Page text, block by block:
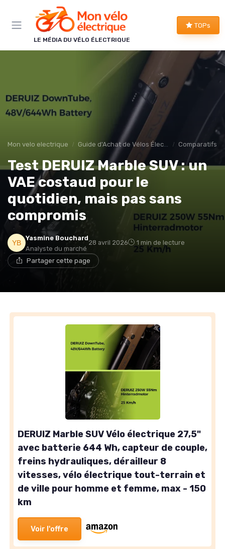
LE MÉDIA DU VÉLO ÉLECTRIQUE
TOPs
Mon velo electrique Guide d'Achat de Vélos Électriques Comparatifs
Test DERUIZ Marble SUV : un
VAE costaud pour le
quotidien, mais pas sans
compromis
Yasmine Bouchard
Analyste du marché
28 avril 2026 1 min de lecture
Partager cette page
DERUIZ Marble SUV Vélo électrique 27,5"
avec batterie 644 Wh, capteur de couple,
freins hydrauliques, dérailleur 8
vitesses, vélo électrique tout-terrain et
de ville pour homme et femme, max - 150
km
Voir l'offre
Panneau de gestion des cookies